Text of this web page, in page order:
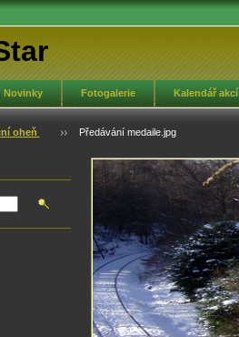
Novinky Fotogalerie Kalendář akcí
oheň Předávání medaile.jpg